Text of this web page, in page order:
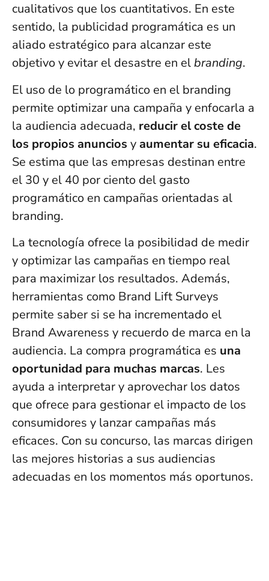
cualitativos que los cuantitativos. En este
sentido, la publicidad programática es un
aliado estratégico para alcanzar este
objetivo y evitar el desastre en elbranding.
El uso de lo programático en el branding
permite optimizar una campaña y enfocarla a
la audiencia adecuada, reducir el coste de
los propios anuncios y aumentar su eficacia.
Se estima que las empresas destinan entre
el 30 y el 40 por ciento del gasto
programático en campañas orientadas al
branding.
La tecnología ofrece la posibilidad de medir
y optimizar las campañas en tiempo real
para maximizar los resultados. Además,
herramientas como Brand Lift Surveys
permite saber si se ha incrementado el
Brand Awareness y recuerdo de marca en la
audiencia. La compra programática es una
oportunidad para muchas marcas. Les
ayuda a interpretar y aprovechar los datos
que ofrece para gestionar el impacto de los
consumidores y lanzar campañas más
eficaces. Con su concurso, las marcas dirigen
las mejores historias a sus audiencias
adecuadas en los momentos más oportunos.